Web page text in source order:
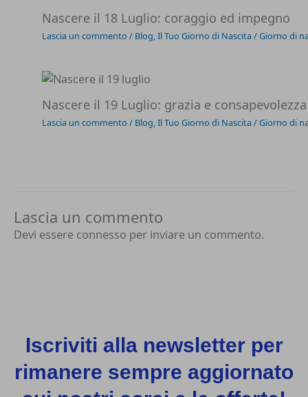
Nascere il 18 Luglio: coraggio ed impegno
Lascia un commento / Blog ,Il Tuo Giorno di Nascita /Giorno di
Nascere il 19 Luglio: grazia e consapevolezza
Lascia un commento / Blog,Il Tuo Giorno di Nascita /Giorno di
Lascia un commento
Devi essere connesso per inviare un commento.
Iscriviti alla newsletter per
rimanere sempre aggiornato